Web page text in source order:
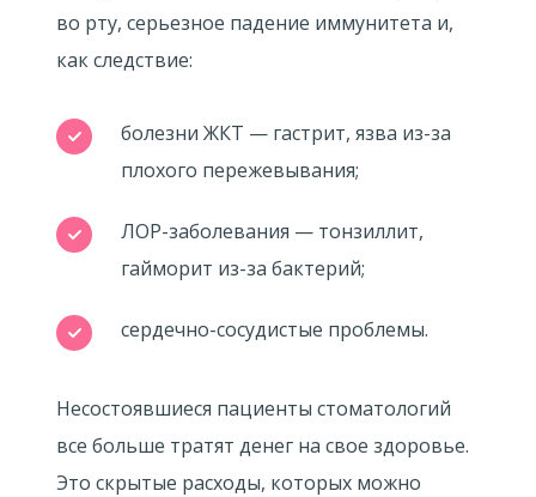
во рту, серьезное падение иммунитета и,
как следствие:
болезни ЖКТ — гастрит, язва из-за
плохого пережевывания;
ЛОР-заболевания — тонзиллит,
гайморит из-за бактерий;
сердечно-сосудистые проблемы.
Несостоявшиеся пациенты стоматологий
все больше тратят денег на свое здоровье.
Это скрытые расходы, которых можно